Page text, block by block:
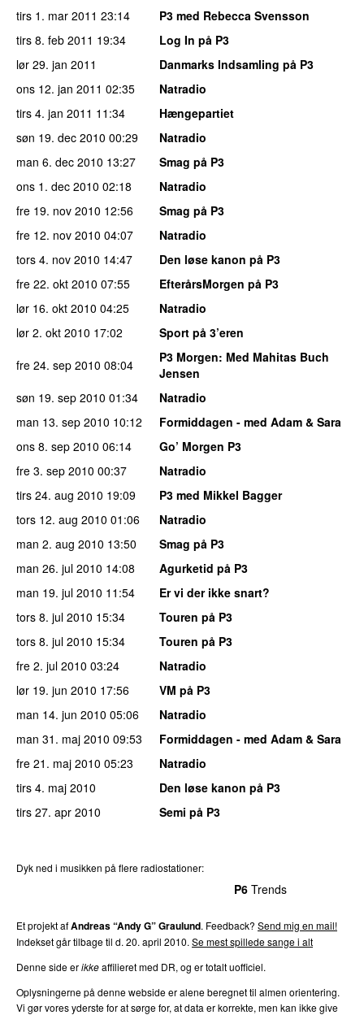
tirs 1. mar 2011 23:14
P3 med Rebecca Svensson
tirs 8. feb 2011 19:34
Log In på P3
lør 29. jan 2011
Danmarks Indsamling på P3
ons 12. jan 2011 02:35
Natradio
tirs 4. jan 2011 11:34
Hængepartiet
søn 19. dec 2010 00:29
Natradio
man 6. dec 2010 13:27
Smag på P3
ons 1. dec 2010 02:18
Natradio
fre 19. nov 2010 12:56
Smag på P3
fre 12. nov 2010 04:07
Natradio
tors 4. nov 2010 14:47
Den løse kanon på P3
fre 22. okt 2010 07:55
EfterårsMorgen på P3
lør 16. okt 2010 04:25
Natradio
lør 2. okt 2010 17:02
Sport på 3’eren
fre 24. sep 2010 08:04 P3 Morgen: Med Mahitas Buch
Jensen
søn 19. sep 2010 01:34
Natradio
man 13. sep 2010 10:12
Formiddagen - med Adam & Sara
ons 8. sep 2010 06:14
Go’ Morgen P3
fre 3. sep 2010 00:37
Natradio
tirs 24. aug 2010 19:09
P3 med Mikkel Bagger
tors 12. aug 2010 01:06
Natradio
man 2. aug 2010 13:50
Smag på P3
man 26. jul 2010 14:08
Agurketid på P3
man 19. jul 2010 11:54
Er vi der ikke snart?
tors 8. jul 2010 15:34
Touren på P3
tors 8. jul 2010 15:34
Touren på P3
fre 2. jul 2010 03:24
Natradio
lør 19. jun 2010 17:56
VM på P3
man 14. jun 2010 05:06
Natradio
man 31. maj 2010 09:53
Formiddagen - med Adam & Sara
fre 21. maj 2010 05:23
Natradio
tirs 4. maj 2010
Den løse kanon på P3
tirs 27. apr 2010
Semi på P3
Dyk ned i musikken på flere radiostationer:
P6 Trends
Et projekt afAndreas “Andy G” Graulund. Feedback? Send mig en mail!
Indekset går tilbage til d. 20. april 2010. Se mest spillede sange i alt
Denne side erikkeaffilieret med DR, og er totalt uofficiel.
Oplysningerne på denne webside er alene beregnet til almen orientering.
Vi gør vores yderste for at sørge for, at data er korrekte, men kan ikke give